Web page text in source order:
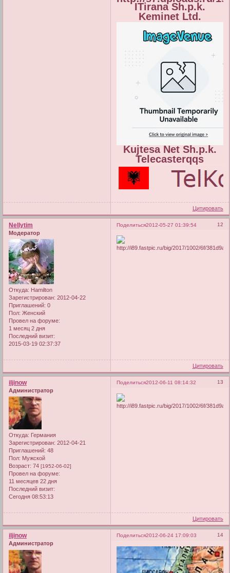
ITirana Sh.p.k.
Keminet Ltd.
Kujtesa Net Sh.p.k.
Telecasterqqs
Цитировать
Поделиться 12
2012-05-27 01:39:54
Nellytim
Модератор
Откуда: Hamilton
Зарегистрирован: 2012-04-22
Приглашений: 0
Пол: Женский
Провел на форуме:
1 месяц 2 дня
Последний визит:
2015-03-19 02:37:37
Цитировать
Поделиться 13
2012-06-11 08:14:32
iljinow
Администратор
Откуда: Германия
Зарегистрирован: 2012-04-21
Приглашений: 48
Пол: Мужской
Возраст: 74 [1952-06-02]
Провел на форуме:
11 месяцев 22 дня
Последний визит:
Сегодня 08:53:13
Цитировать
Поделиться 14
2012-06-24 17:09:03
iljinow
Администратор